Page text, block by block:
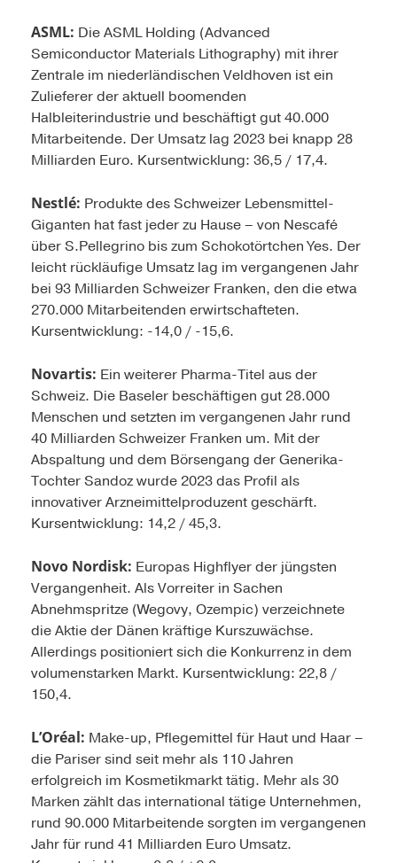
ASML: Die ASML Holding (Advanced
Semiconductor Materials Lithography) mit ihrer
Zentrale im niederländischen Veldhoven ist ein
Zulieferer der aktuell boomenden
Halbleiterindustrie und beschäftigt gut 40.000
Mitarbeitende. Der Umsatz lag 2023 bei knapp 28
Milliarden Euro. Kursentwicklung: 36,5 / 17,4.
Nestlé: Produkte des Schweizer Lebensmittel-
Giganten hat fast jeder zu Hause – von Nescafé
über S.Pellegrino bis zum Schokotörtchen Yes. Der
leicht rückläufige Umsatz lag im vergangenen Jahr
bei 93 Milliarden Schweizer Franken, den die etwa
270.000 Mitarbeitenden erwirtschafteten.
Kursentwicklung: -14,0 / -15,6.
Novartis: Ein weiterer Pharma-Titel aus der
Schweiz. Die Baseler beschäftigen gut 28.000
Menschen und setzten im vergangenen Jahr rund
40 Milliarden Schweizer Franken um. Mit der
Abspaltung und dem Börsengang der Generika-
Tochter Sandoz wurde 2023 das Profil als
innovativer Arzneimittelproduzent geschärft.
Kursentwicklung: 14,2 / 45,3.
Novo Nordisk: Europas Highflyer der jüngsten
Vergangenheit. Als Vorreiter in Sachen
Abnehmspritze (Wegovy, Ozempic) verzeichnete
die Aktie der Dänen kräftige Kurszuwächse.
Allerdings positioniert sich die Konkurrenz in dem
volumenstarken Markt. Kursentwicklung: 22,8 /
150,4.
L’Oréal: Make-up, Pflegemittel für Haut und Haar –
die Pariser sind seit mehr als 110 Jahren
erfolgreich im Kosmetikmarkt tätig. Mehr als 30
Marken zählt das international tätige Unternehmen,
rund 90.000 Mitarbeitende sorgten im vergangenen
Jahr für rund 41 Milliarden Euro Umsatz.